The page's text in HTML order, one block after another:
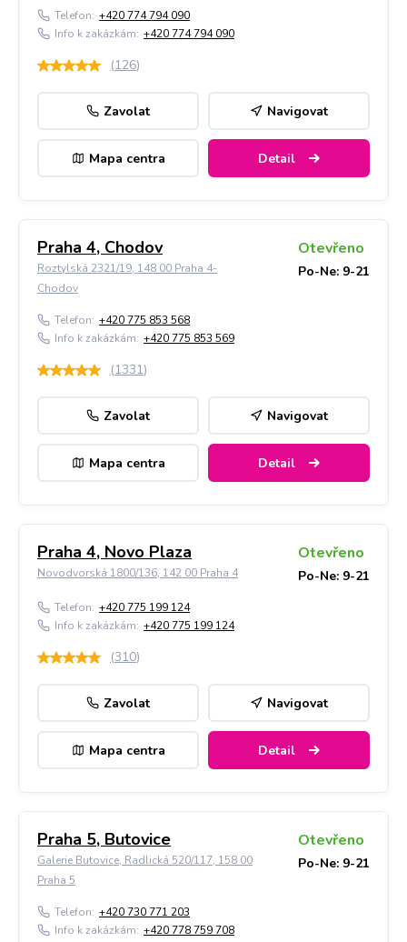
Telefon: +420 774 794 090
Info k zakázkám: +420 774 794 090
(126)
Zavolat Navigovat
Mapa centra Detail
Praha 4, Chodov
Roztylská 2321/19, 148 00 Praha 4-
Chodov
Otevřeno
Po-Ne: 9-21
Telefon: +420 775 853 568
Info k zakázkám: +420 775 853 569
(1331)
Zavolat Navigovat
Mapa centra Detail
Praha 4, Novo Plaza
Novodvorská 1800/136, 142 00 Praha 4
Otevřeno
Po-Ne: 9-21
Telefon: +420 775 199 124
Info k zakázkám: +420 775 199 124
(310)
Zavolat Navigovat
Mapa centra Detail
Praha 5, Butovice
Galerie Butovice, Radlická 520/117, 158 00
Praha 5
Otevřeno
Po-Ne: 9-21
Telefon: +420 730 771 203
Info k zakázkám: +420 778 759 708